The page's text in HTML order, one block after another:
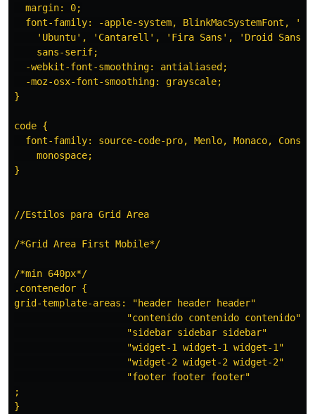
  margin: 0;
font-family: -apple-system, BlinkMacSystemFont,
'Ubuntu', 'Cantarell', 'Fira Sans', 'Droid
    sans-serif;
  -webkit-font-smoothing: antialiased;
  -moz-osx-font-smoothing: grayscale;
}
code {
font-family: source-code-pro, Menlo, Monaco,
    monospace;
}
//Estilos para Grid Area
/*Grid Area First Mobile*/
/*min 640px*/
.contenedor {
grid-template-areas: "header header header"
                    "contenido contenido contenido"
                    "sidebar sidebar sidebar"
                    "widget-1 widget-1 widget-1"
                    "widget-2 widget-2 widget-2"
                    "footer footer footer"
;
}